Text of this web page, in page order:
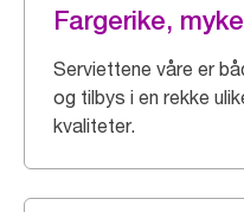
Fargerike,
Serviettene våre er
og tilbys i en rekke
kvaliteter.